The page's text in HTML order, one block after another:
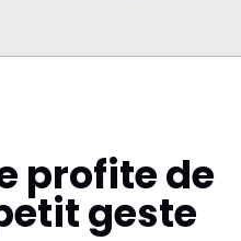
profite de
geste